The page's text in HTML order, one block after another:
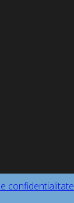
confidentialitate